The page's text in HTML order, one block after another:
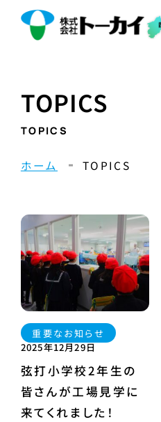
TOPICS
TOPICS
ホーム TOPICS
弦打小学校2年生の
皆さんが工場見学に
来てくれました！
重要なお知らせ
2025年12月29日